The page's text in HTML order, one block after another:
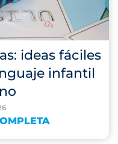
ideas fáciles
infantil